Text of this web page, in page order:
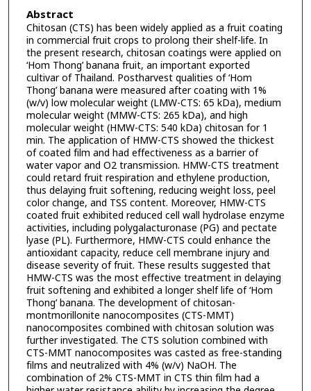
Abstract
Chitosan (CTS) has been widely applied as a fruit coating
in commercial fruit crops to prolong their shelf-life. In
the present research, chitosan coatings were applied on
‘Hom Thong’ banana fruit, an important exported
cultivar of Thailand. Postharvest qualities of ‘Hom
Thong’ banana were measured after coating with 1%
(w/v) low molecular weight (LMW-CTS: 65 kDa), medium
molecular weight (MMW-CTS: 265 kDa), and high
molecular weight (HMW-CTS: 540 kDa) chitosan for 1
min. The application of HMW-CTS showed the thickest
of coated film and had effectiveness as a barrier of
water vapor and O2 transmission. HMW-CTS treatment
could retard fruit respiration and ethylene production,
thus delaying fruit softening, reducing weight loss, peel
color change, and TSS content. Moreover, HMW-CTS
coated fruit exhibited reduced cell wall hydrolase enzyme
activities, including polygalacturonase (PG) and pectate
lyase (PL). Furthermore, HMW-CTS could enhance the
antioxidant capacity, reduce cell membrane injury and
disease severity of fruit. These results suggested that
HMW-CTS was the most effective treatment in delaying
fruit softening and exhibited a longer shelf life of ‘Hom
Thong’ banana. The development of chitosan-
montmorillonite nanocomposites (CTS-MMT)
nanocomposites combined with chitosan solution was
further investigated. The CTS solution combined with
CTS-MMT nanocomposites was casted as free-standing
films and neutralized with 4% (w/v) NaOH. The
combination of 2% CTS-MMT in CTS thin film had a